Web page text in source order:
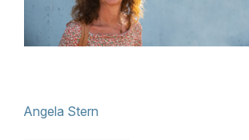
Angela Stern